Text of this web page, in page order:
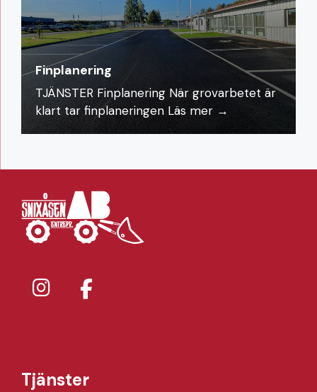
Finplanering
TJÄNSTER Finplanering När grovarbetet är
klart tar finplaneringen Läs mer →
Tjänster